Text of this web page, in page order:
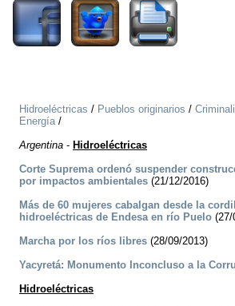
Hidroeléctricas / Pueblos originarios /
Energía/
Argentina - Hidroeléctricas
Corte Suprema ordenó suspender
por impactos ambientales (21/12/2016)
Más de 60 mujeres cabalgan desde la
hidroeléctricas de Endesa en río Puelo (27/
Marcha por los ríos libres (28/09/2013)
Yacyretá: Monumento Inconcluso a la
Hidroeléctricas